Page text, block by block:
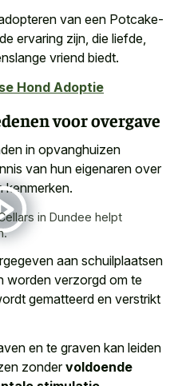
van een Potcake-
ervaring zijn, die liefde,
vriend biedt.
Hond Adoptie
voor overgave
in opvanghuizen
van hun eigenaren over
kenmerken.
in Dundee helpt
aan schuilplaatsen
worden verzorgd om te
gematteerd en verstrikt
en te graven kan leiden
zondervoldoende